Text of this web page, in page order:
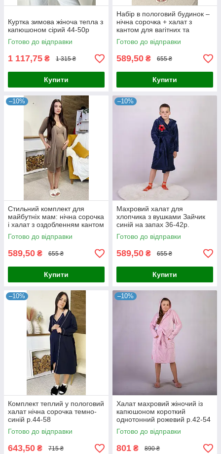
Куртка зимова жіноча тепла з
капюшоном сірий 44-50p
Готово до відправки
1 117,75 ₴ 1 315 ₴
Купити
Набір в пологовий будинок –
нічна сорочка + халат з
кантом для вагітних та
годуючих бордовий 44-54р.
Готово до відправки
589,50 ₴ 655 ₴
Купити
–10%
Стильний комплект для
майбутніх мам: нічна сорочка
і халат з оздобленням кантом
мокко 44-54р.
Готово до відправки
589,50 ₴ 655 ₴
Купити
–10%
Махровий халат для
хлопчика з вушками Зайчик
синій на запах 36-42р.
Готово до відправки
589,50 ₴ 655 ₴
Купити
–10%
Комплект теплий у пологовий
халат нічна сорочка темно-
синій р.44-58
Готово до відправки
643,50 ₴ 715 ₴
–10%
Халат махровий жіночий із
капюшоном короткий
однотонний рожевий р.42-54
Готово до відправки
801 ₴ 890 ₴